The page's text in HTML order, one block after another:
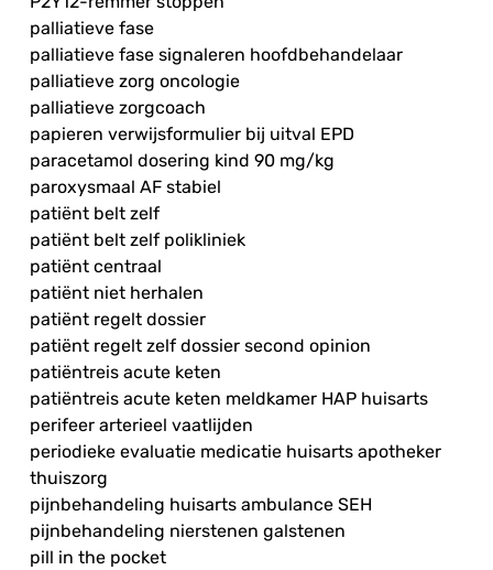
palliatieve fase
palliatieve fase signaleren hoofdbehandelaar
palliatieve zorg oncologie
palliatieve zorgcoach
papieren verwijsformulier bij uitval EPD
paracetamol dosering kind 90 mg/kg
paroxysmaal AF stabiel
patiënt belt zelf
patiënt belt zelf polikliniek
patiënt centraal
patiënt niet herhalen
patiënt regelt dossier
patiënt regelt zelf dossier second opinion
patiëntreis acute keten
patiëntreis acute keten meldkamer HAP huisarts
perifeer arterieel vaatlijden
periodieke evaluatie medicatie huisarts apotheker
thuiszorg
pijnbehandeling huisarts ambulance SEH
pijnbehandeling nierstenen galstenen
pill in the pocket